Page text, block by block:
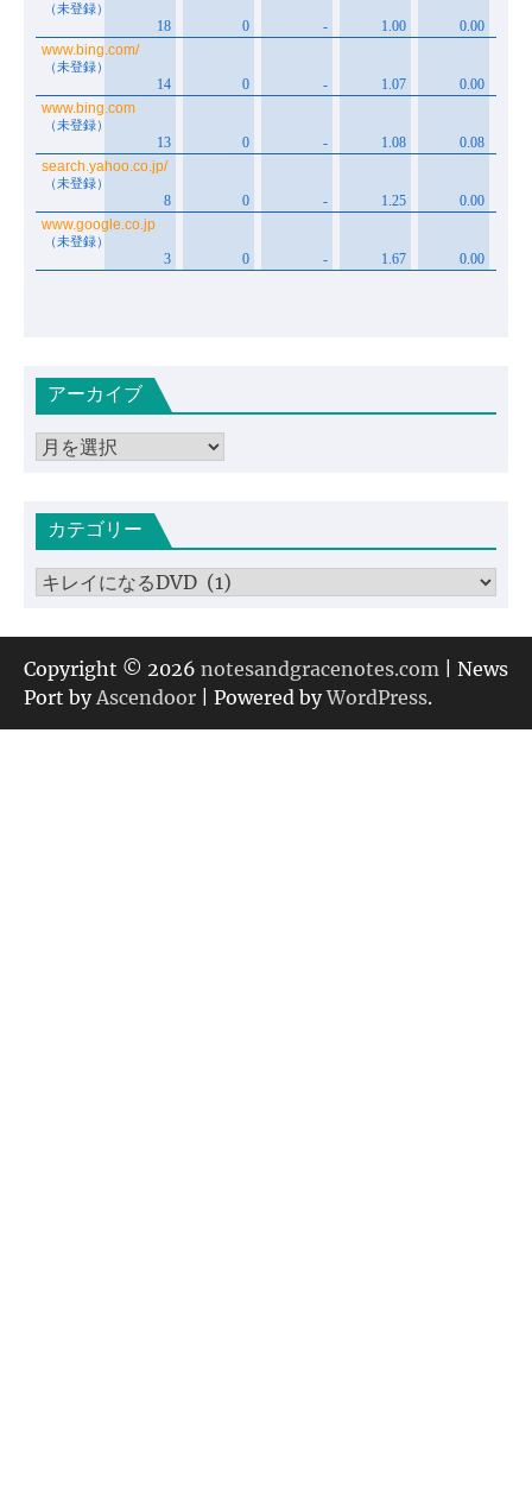
アーカイブ
ア
イカテゴリー
カ
ゴ
リ
ー
Copyright © 2026 notesandgracenotes.com | News
Port byAscendoor | Powered byWordPress.